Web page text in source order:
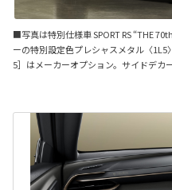
■写真は特別仕様車 SPORT RS “THE
ーの特別設定色プレシャスメタル〈
5］はメーカーオプション。サイドデカ